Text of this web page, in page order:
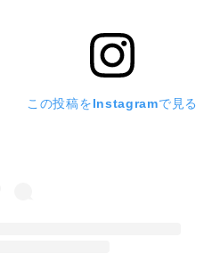
この投稿をInstagramで見る